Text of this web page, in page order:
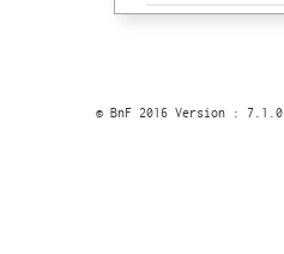
© BnF 2016 Version : 7.1.0